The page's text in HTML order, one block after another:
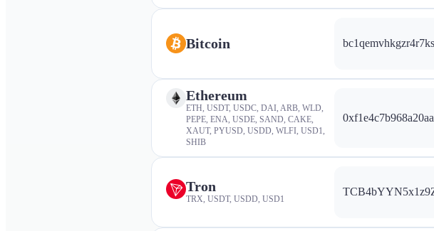
Bitcoin
Ethereum
ETH, USDT, USDC, DAI, ARB, WLD,
PEPE, ENA, USDE, SAND, CAKE,
XAUT, PYUSD, USDD, WLFI, USD1,
SHIB
Tron
TRX, USDT, USDD, USD1